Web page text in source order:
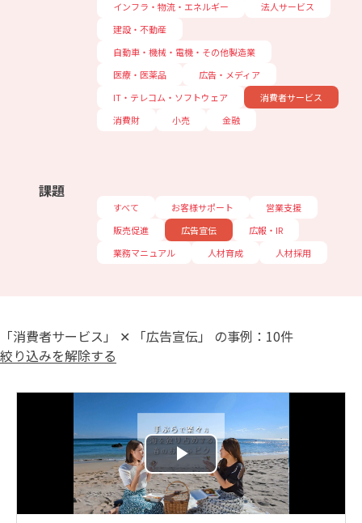
インフラ・物流・エネルギー
法人サービス
建設・不動産
自動車・機械・電機・その他製造業
医療・医薬品
広告・メディア
IT・テレコム・ソフトウェア
消費者サービス
消費財
小売 金融
課題
すべて お客様サポート
営業支援
販売促進
広告宣伝
広報・IR
業務マニュアル
人材育成 人材採用
「消費者サービス」 ✕ 「広告宣伝」 の事例：10件
絞り込みを解除する